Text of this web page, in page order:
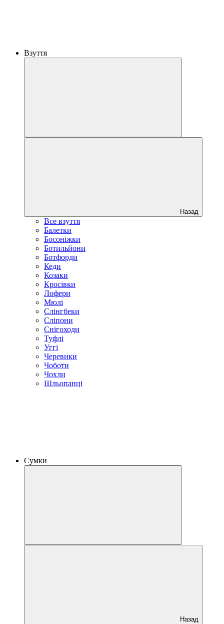
Взуття
Назад
Все взуття
Балетки
Босоніжки
Ботильйони
Ботфорди
Кеди
Козаки
Кросівки
Лофери
Мюлі
Слінгбеки
Сліпони
Снігоходи
Туфлі
Уггі
Черевики
Чоботи
Чохли
Шльопанці
Сумки
Назад